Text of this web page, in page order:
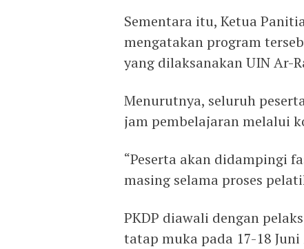
Sementara itu, Ketua
mengatakan program
yang dilaksanakan UIN Ar-
Menurutnya, seluruh
jam pembelajaran melalui
“Peserta akan didampingi
masing selama proses
PKDP diawali dengan
tatap muka pada 17-18